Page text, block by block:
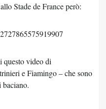
Stade de France però:
questo video di
e Fiamingo – che sono